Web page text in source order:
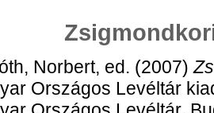
Norbert, ed. (2007)
Országos Levéltár